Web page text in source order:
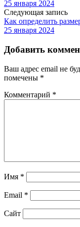
25 января 2024
Следующая запись
Как определить
25 января 2024
Добавить
Ваш адрес email не
помечены *
Комментарий *
Имя *
Email *
Сайт